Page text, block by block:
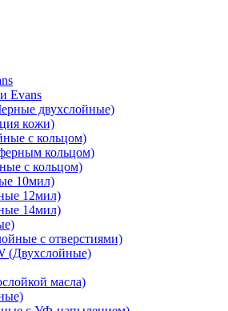
Evans
двухслойные)
кожи)
с кольцом)
кольцом)
с кольцом)
10мил)
12мил)
14мил)
с отверстиями)
(Двухслойные)
масла)